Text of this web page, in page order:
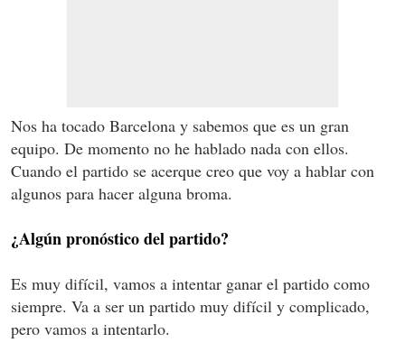
Nos ha tocado Barcelona y sabemos que es un gran
equipo. De momento no he hablado nada con ellos.
Cuando el partido se acerque creo que voy a hablar con
algunos para hacer alguna broma.
¿Algún pronóstico del partido?
Es muy difícil, vamos a intentar ganar el partido como
siempre. Va a ser un partido muy difícil y complicado,
pero vamos a intentarlo.